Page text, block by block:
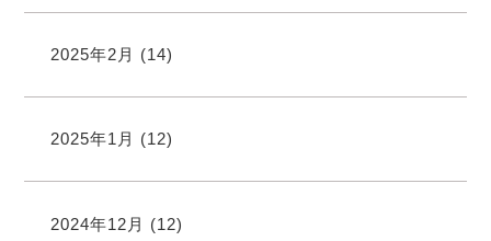
2025年2月 (14)
2025年1月 (12)
2024年12月 (12)